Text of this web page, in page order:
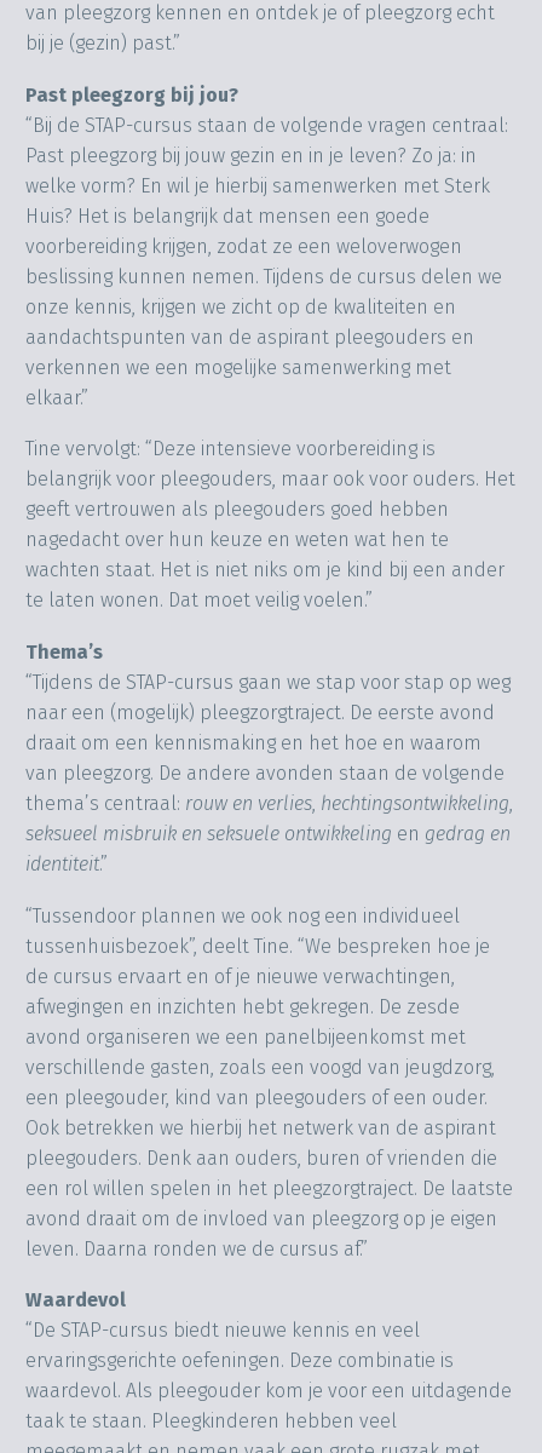
van pleegzorg kennen en ontdek je of pleegzorg echt
bij je (gezin) past.”
Past pleegzorg bij jou?
“Bij de STAP-cursus staan de volgende vragen centraal:
Past pleegzorg bij jouw gezin en in je leven? Zo ja: in
welke vorm? En wil je hierbij samenwerken met Sterk
Huis? Het is belangrijk dat mensen een goede
voorbereiding krijgen, zodat ze een weloverwogen
beslissing kunnen nemen. Tijdens de cursus delen we
onze kennis, krijgen we zicht op de kwaliteiten en
aandachtspunten van de aspirant pleegouders en
verkennen we een mogelijke samenwerking met
elkaar.”
Tine vervolgt: “Deze intensieve voorbereiding is
belangrijk voor pleegouders, maar ook voor ouders. Het
geeft vertrouwen als pleegouders goed hebben
nagedacht over hun keuze en weten wat hen te
wachten staat. Het is niet niks om je kind bij een ander
te laten wonen. Dat moet veilig voelen.”
Thema’s
“Tijdens de STAP-cursus gaan we stap voor stap op weg
naar een (mogelijk) pleegzorgtraject. De eerste avond
draait om een kennismaking en het hoe en waarom
van pleegzorg. De andere avonden staan de volgende
thema’s centraal: rouw en verlies, hechtingsontwikkeling,
seksueel misbruik en seksuele ontwikkeling en gedrag en
identiteit.”
“Tussendoor plannen we ook nog een individueel
tussenhuisbezoek”, deelt Tine. “We bespreken hoe je
de cursus ervaart en of je nieuwe verwachtingen,
afwegingen en inzichten hebt gekregen. De zesde
avond organiseren we een panelbijeenkomst met
verschillende gasten, zoals een voogd van jeugdzorg,
een pleegouder, kind van pleegouders of een ouder.
Ook betrekken we hierbij het netwerk van de aspirant
pleegouders. Denk aan ouders, buren of vrienden die
een rol willen spelen in het pleegzorgtraject. De laatste
avond draait om de invloed van pleegzorg op je eigen
leven. Daarna ronden we de cursus af.”
Waardevol
“De STAP-cursus biedt nieuwe kennis en veel
ervaringsgerichte oefeningen. Deze combinatie is
waardevol. Als pleegouder kom je voor een uitdagende
taak te staan. Pleegkinderen hebben veel